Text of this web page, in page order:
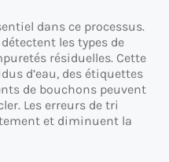
dans ce processus.
les types de
résiduelles. Cette
d’eau, des étiquettes
de bouchons peuvent
Les erreurs de tri
et diminuent la